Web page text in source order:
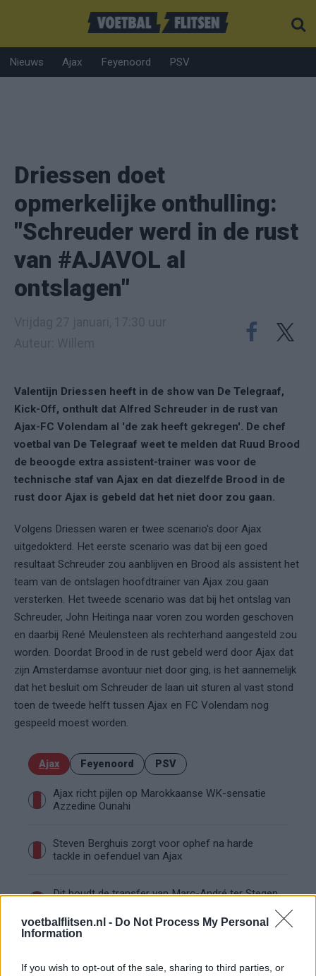
voetbalflitsen.nl - Do Not Process My Personal
Information
If you wish to opt-out of the sale, sharing to third parties, or
Nieuws Ajax Feyenoord PSV
Driessen doet
opmerkelijke onthulling:
"Schreuder werd in de rust
van #AJAVOL al
ontslagen"
Valentijn Driessen heeft in de show van De Telegraaf,
Kick-Off, onthult dat Alfred Schreuder in de rust van
Ajax-FC Volendam al 'de zak heeft gekregen'. De chef
voetbal van De Telegraaf weet te melden dat Ruud Brood
de beoogde extra assistent-trainer was voor de
technische staf van Ajax en dat diezelfde Brood in de
rust door Ajax is gebeld dat het niet door zou gaan.
Volgens Driessen waren er twee scenario's door Ajax
uitgedokterd. Het eerste scenario was dat bij een goed
resultaat Schreuder zou aanblijven en Brood als assistent het
team van de ontslagen hoofdtrainer van Ajax zou gaan
versterken. Het tweede scenario was dat bij het ontslag van
Schreuder, John Heitinga naar voren zou worden geschoven
en daarbij René Meulensteen als rechterhand aangesteld zou
worden. Doordat Brood in de rust gebeld werd door Ajax dat
zijn Amsterdamse avontuur niet door ging, is het aannemelijk
dat het besluit om Schreuder de laan uit sturen al vast stond
toen de tweede helft tussen Ajax en FC Volendam nog
gespeeld moest worden.
Ajax Feyenoord PSV
Ajax richt pijlen op Marokkaanse WK-sensatie
Azzedine Ounahi
Steven Berghuis zorgt voor ophef na harde
tackle in oefenduel van Ajax
Dit houdt de transfer van Marc-André ter Stegen